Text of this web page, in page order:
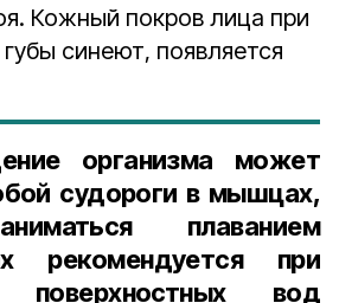
Кожный покров лица при
синеют, появляется
организма может
судороги в мышцах,
плаванием
рекомендуется при
поверхностных вод